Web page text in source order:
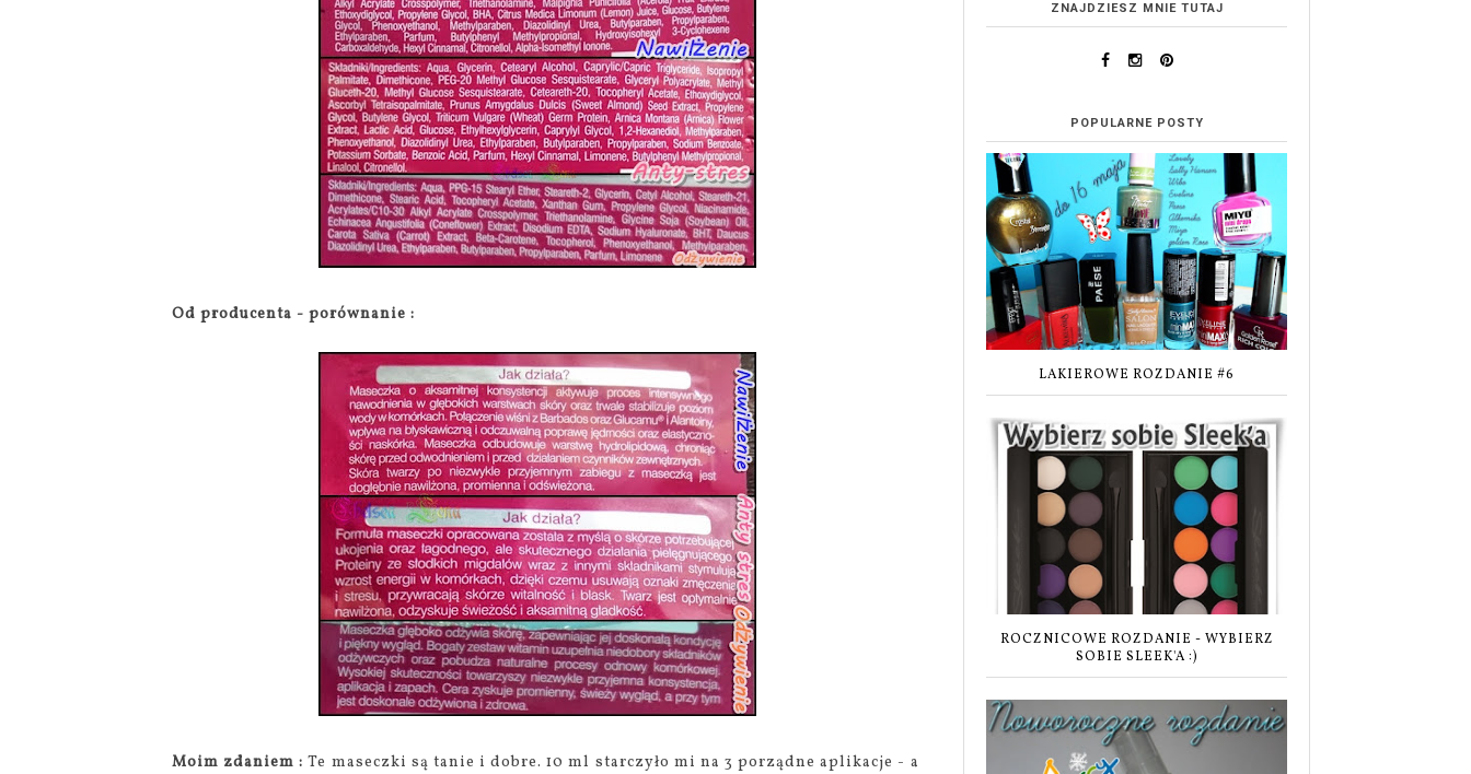
Od producenta - porównanie :
Moim zdaniem : Te maseczki są tanie i dobre. 10 ml starczyło mi na 3 porządne aplikacje - a
ZNAJDZIESZ MNIE TUTAJ
POPULARNE POSTY
LAKIEROWE ROZDANIE #6
ROCZNICOWE ROZDANIE - WYBIERZ
SOBIE SLEEK'A :)